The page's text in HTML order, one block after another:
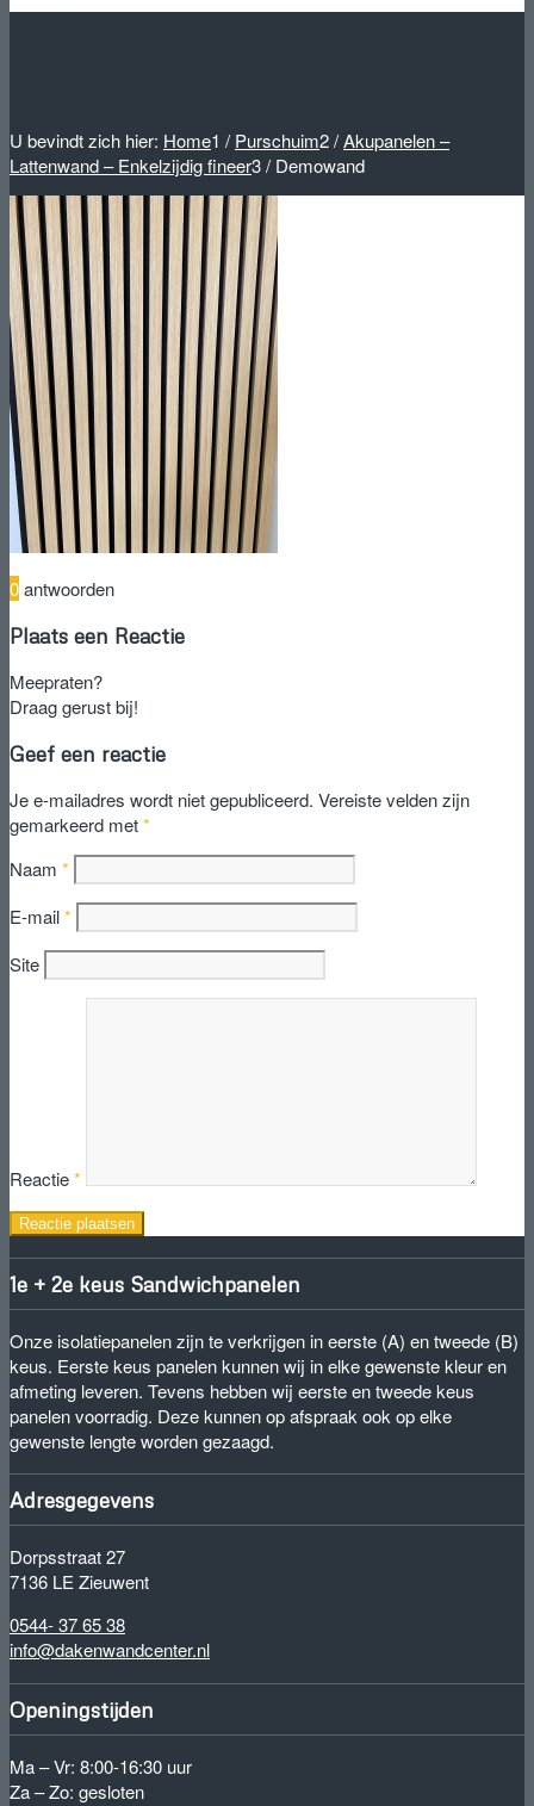
U bevindt zich hier: Home1 / Purschuim2/Akupanelen –
Lattenwand – Enkelzijdig fineer3/ Demowand
0antwoorden
Plaats een Reactie
Meepraten?
Draag gerust bij!
Geef een reactie
Je e-mailadres wordt niet gepubliceerd. Vereiste velden zijn
gemarkeerd met*
Naam *
E-mail*
Site
Reactie*
1e + 2e keus Sandwichpanelen
Onze isolatiepanelen zijn te verkrijgen in eerste (A) en tweede (B)
keus. Eerste keus panelen kunnen wij in elke gewenste kleur en
afmeting leveren. Tevens hebben wij eerste en tweede keus
panelen voorradig. Deze kunnen op afspraak ook op elke
gewenste lengte worden gezaagd.
Adresgegevens
Dorpsstraat 27
7136 LE Zieuwent
0544- 37 65 38
info@dakenwandcenter.nl
Openingstijden
Ma – Vr: 8:00-16:30 uur
Za – Zo: gesloten